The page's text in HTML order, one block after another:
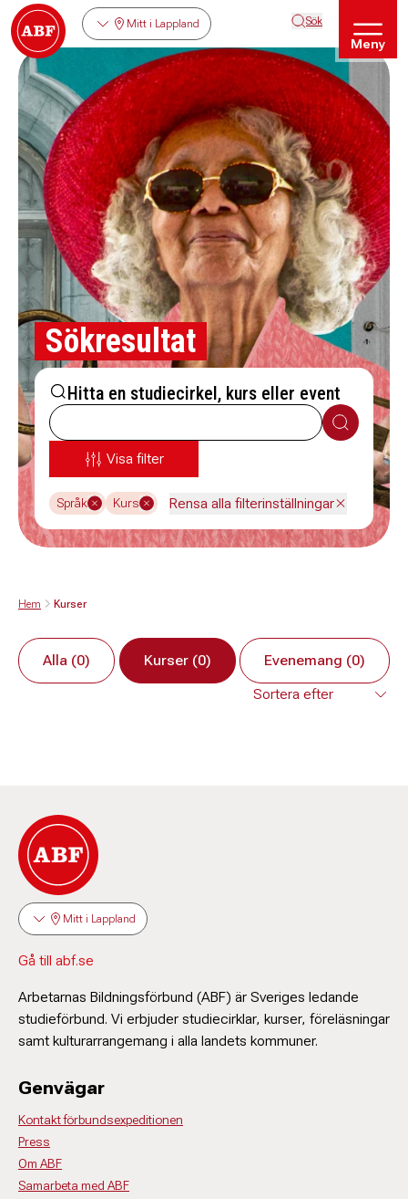
Mitt i Lappland Sök
Meny
Sökresultat
Hitta en studiecirkel, kurs eller event
Sök
Visa filter
Språk Kurs Rensa alla filterinställningar
Hem Kurser
Alla (0) Kurser (0) Evenemang (0)
Mitt i Lappland
Gå till abf.se
Arbetarnas Bildningsförbund (ABF) är Sveriges ledande
studieförbund. Vi erbjuder studiecirklar, kurser, föreläsningar
samt kulturarrangemang i alla landets kommuner.
Genvägar
Kontakt förbundsexpeditionen
Press
Om ABF
Samarbeta med ABF